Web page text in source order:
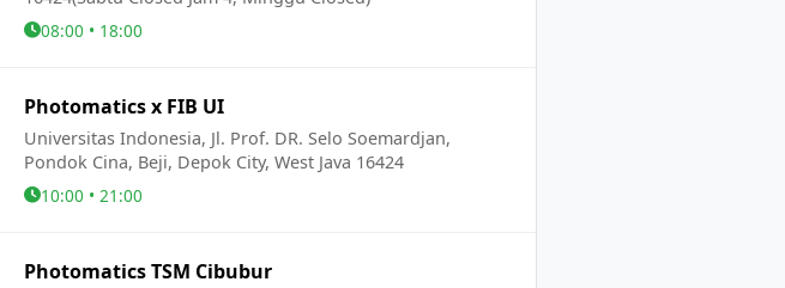
08:00 • 18:00
Photomatics x FIB UI
Universitas Indonesia, Jl. Prof. DR. Selo Soemardjan,
Pondok Cina, Beji, Depok City, West Java 16424
10:00 • 21:00
Photomatics TSM Cibubur